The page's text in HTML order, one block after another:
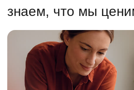
знаем, что мы